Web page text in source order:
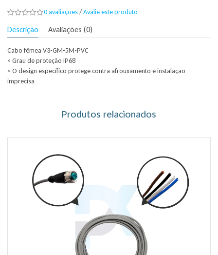
0 avaliações/Avalie este produto
Descrição Avaliações (0)
Cabo fêmea V3-GM-5M-PVC
< Grau de proteção IP68
< O design específico protege contra afrouxamento e instalação
imprecisa
Produtos relacionados